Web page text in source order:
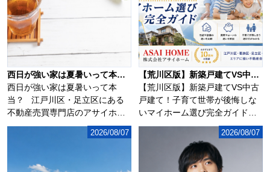
西日が強い家は夏暑いって本当？
西日が強い家は夏暑いって本
当？ 江戸川区・足立区にある
不動産売買専門店のアサイホ
ー...
【荒川区版】新築戸建てVS中古戸建て！子育て世帯が後悔しないマイホーム選び完全ガイド！！
【荒川区版】新築戸建てVS中古
戸建て！子育て世帯が後悔しな
いマイホーム選び完全ガイド！
荒川区で新築戸...
2026/08/07 2026/08/07